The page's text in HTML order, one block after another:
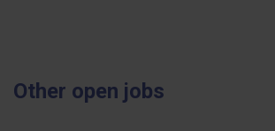
Other open jobs